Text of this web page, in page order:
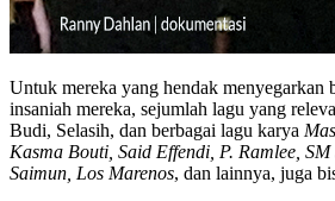
Untuk mereka yang hendak menyegarkan
insaniah mereka, sejumlah lagu yang
Budi, Selasih, dan berbagai lagu karya
Kasma Bouti, Said Effendi, P. Ramlee,
Saimun, Los Marenos, dan lainnya, juga